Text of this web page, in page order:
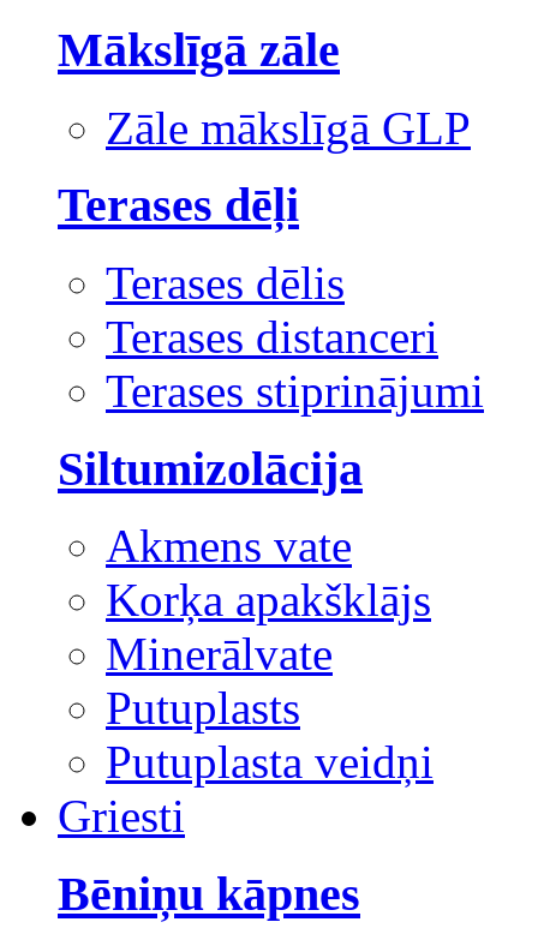
Mākslīgā zāle
Zāle mākslīgā GLP
Terases dēļi
Terases dēlis
Terases distanceri
Terases stiprinājumi
Siltumizolācija
Akmens vate
Korķa apakšklājs
Minerālvate
Putuplasts
Putuplasta veidņi
Griesti
Bēniņu kāpnes